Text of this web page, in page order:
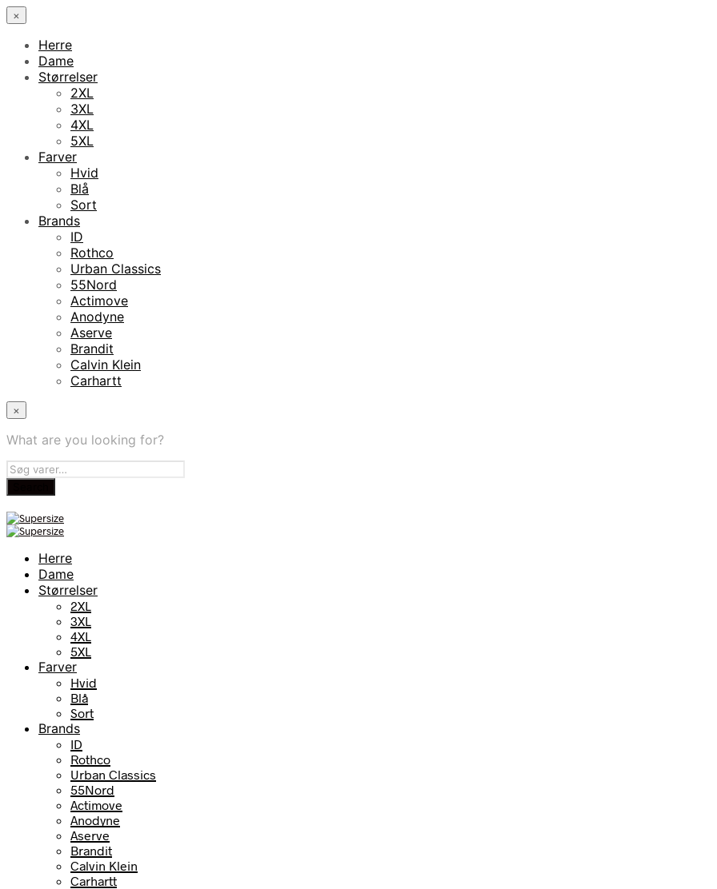
×
Herre
Dame
Størrelser
2XL
3XL
4XL
5XL
Farver
Hvid
Blå
Sort
Brands
ID
Rothco
Urban Classics
55Nord
Actimove
Anodyne
Aserve
Brandit
Calvin Klein
Carhartt
×
What are you looking for?
Herre
Dame
Størrelser
2XL
3XL
4XL
5XL
Farver
Hvid
Blå
Sort
Brands
ID
Rothco
Urban Classics
55Nord
Actimove
Anodyne
Aserve
Brandit
Calvin Klein
Carhartt